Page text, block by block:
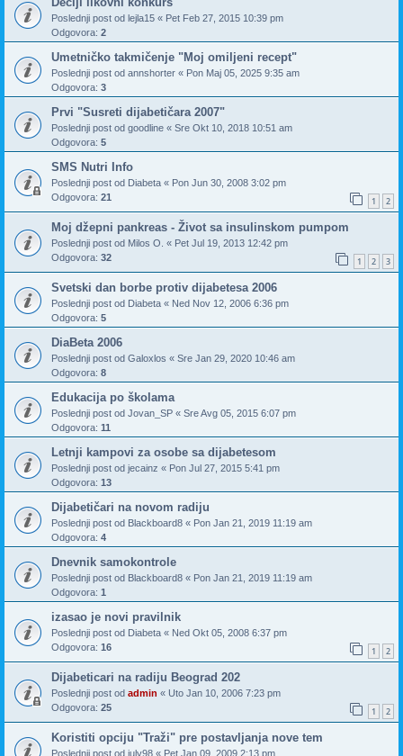
Poslednji post od lejla15 « Pet Feb 27, 2015 10:39 pm
Odgovora: 2
Umetničko takmičenje "Moj omiljeni recept"
Poslednji post od annshorter « Pon Maj 05, 2025 9:35 am
Odgovora: 3
Prvi "Susreti dijabetičara 2007"
Poslednji post od goodline « Sre Okt 10, 2018 10:51 am
Odgovora: 5
SMS Nutri Info
Poslednji post od Diabeta « Pon Jun 30, 2008 3:02 pm
Odgovora: 21 1 2
Moj džepni pankreas - Život sa insulinskom pumpom
Poslednji post od Milos O. « Pet Jul 19, 2013 12:42 pm
Odgovora: 32 1 2 3
Svetski dan borbe protiv dijabetesa 2006
Poslednji post od Diabeta « Ned Nov 12, 2006 6:36 pm
Odgovora: 5
DiaBeta 2006
Poslednji post od Galoxlos « Sre Jan 29, 2020 10:46 am
Odgovora: 8
Edukacija po školama
Poslednji post od Jovan_SP « Sre Avg 05, 2015 6:07 pm
Odgovora: 11
Letnji kampovi za osobe sa dijabetesom
Poslednji post od jecainz « Pon Jul 27, 2015 5:41 pm
Odgovora: 13
Dijabetičari na novom radiju
Poslednji post od Blackboard8 « Pon Jan 21, 2019 11:19 am
Odgovora: 4
Dnevnik samokontrole
Poslednji post od Blackboard8 « Pon Jan 21, 2019 11:19 am
Odgovora: 1
izasao je novi pravilnik
Poslednji post od Diabeta « Ned Okt 05, 2008 6:37 pm
Odgovora: 16 1 2
Dijabeticari na radiju Beograd 202
Poslednji post od admin « Uto Jan 10, 2006 7:23 pm
Odgovora: 25 1 2
Koristiti opciju "Traži" pre postavljanja nove tem
Poslednji post od july98 « Pet Jan 09, 2009 2:13 pm